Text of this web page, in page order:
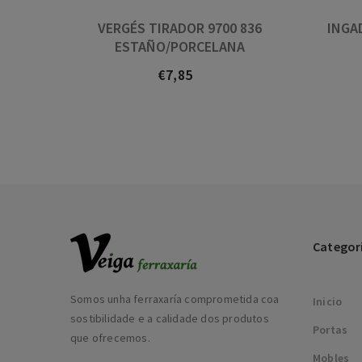
VERGÉS TIRADOR 9700 836
ESTAÑO/PORCELANA
Prezo
€7,85
Somos unha ferraxaría comprometida coa
sostibilidade e a calidade dos produtos
que ofrecemos.
Inicio
Portas
Mobles